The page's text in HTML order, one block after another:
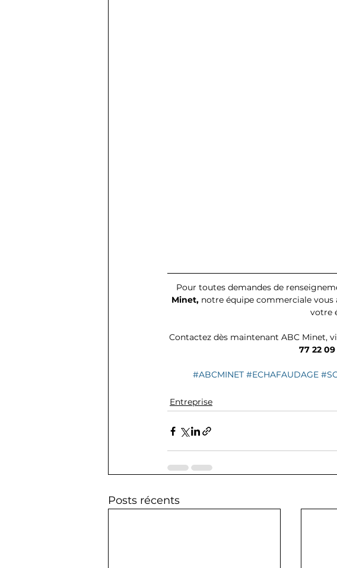
Pour toutes demandes de
Minet, notre équipe commerciale vous
votre
Contactez dès maintenant ABC Minet,
77 22
#ABCMINET #ECHAFAUDAGE
Entreprise
Posts récents